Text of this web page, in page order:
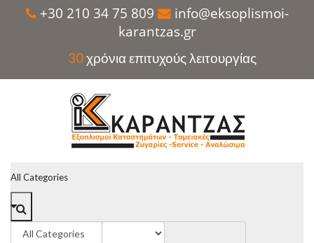
+30 210 34 75 809
info@eksoplismoi-
karantzas.gr
30χρόνια επιτυχούς λειτουργίας
All Categories